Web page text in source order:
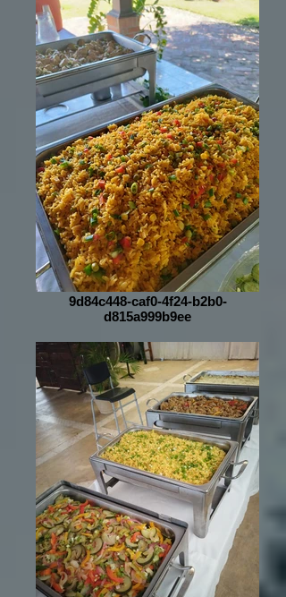
9d84c448-caf0-4f24-b2b0-
d815a999b9ee